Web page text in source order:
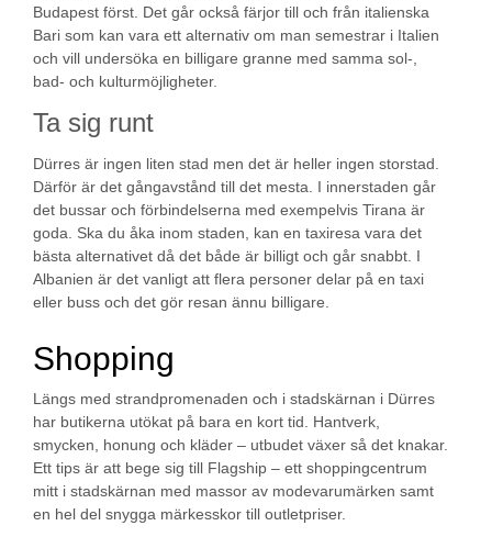
Budapest först. Det går också färjor till och från italienska
Bari som kan vara ett alternativ om man semestrar i Italien
och vill undersöka en billigare granne med samma sol-,
bad- och kulturmöjligheter.
Ta sig runt
Dürres är ingen liten stad men det är heller ingen storstad.
Därför är det gångavstånd till det mesta. I innerstaden går
det bussar och förbindelserna med exempelvis Tirana är
goda. Ska du åka inom staden, kan en taxiresa vara det
bästa alternativet då det både är billigt och går snabbt. I
Albanien är det vanligt att flera personer delar på en taxi
eller buss och det gör resan ännu billigare.
Shopping
Längs med strandpromenaden och i stadskärnan i Dürres
har butikerna utökat på bara en kort tid. Hantverk,
smycken, honung och kläder – utbudet växer så det knakar.
Ett tips är att bege sig till Flagship – ett shoppingcentrum
mitt i stadskärnan med massor av modevarumärken samt
en hel del snygga märkesskor till outletpriser.